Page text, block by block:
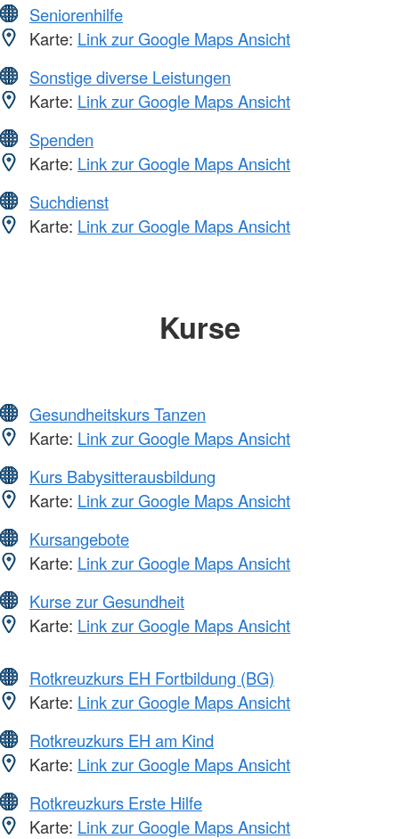
Seniorenhilfe
Karte: Link zur Google Maps Ansicht
Sonstige diverse Leistungen
Karte: Link zur Google Maps Ansicht
Spenden
Karte: Link zur Google Maps Ansicht
Suchdienst
Karte: Link zur Google Maps Ansicht
Kurse
Gesundheitskurs Tanzen
Karte: Link zur Google Maps Ansicht
Kurs Babysitterausbildung
Karte: Link zur Google Maps Ansicht
Kursangebote
Karte: Link zur Google Maps Ansicht
Kurse zur Gesundheit
Karte: Link zur Google Maps Ansicht
Rotkreuzkurs EH Fortbildung (BG)
Karte: Link zur Google Maps Ansicht
Rotkreuzkurs EH am Kind
Karte: Link zur Google Maps Ansicht
Rotkreuzkurs Erste Hilfe
Karte: Link zur Google Maps Ansicht